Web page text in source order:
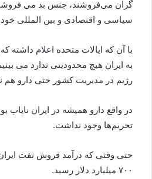
گران می‌فروشند، جنس بد می فروشند
سیاسی و اقتصادی و بین المللی
با آن که ایالات متحده اعلام داشته
به ایران هیچ محدودیتی ندارد می
رژیم در مدیریت کشور حتی دارو
در واقع دارو همیشه در ایران
تحریم‌ها وجود نداشت.
حتی وقتی که درآمد فروش نفت
۷۰۰ میلیارد دلار رسید.